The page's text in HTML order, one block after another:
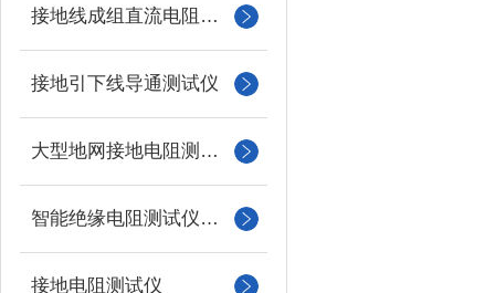
接地线成组直流电阻测试仪
接地引下线导通测试仪
大型地网接地电阻测试仪
智能绝缘电阻测试仪（兆欧表）
接地电阻测试仪